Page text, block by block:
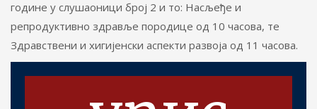
године у слушаоници број 2 и то: Насљеђе и
репродуктивно здравље породице од 10 часова, те
Здравствени и хигијенски аспекти развоја од 11 часова.